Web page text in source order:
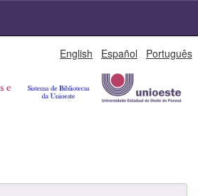
English Español Português